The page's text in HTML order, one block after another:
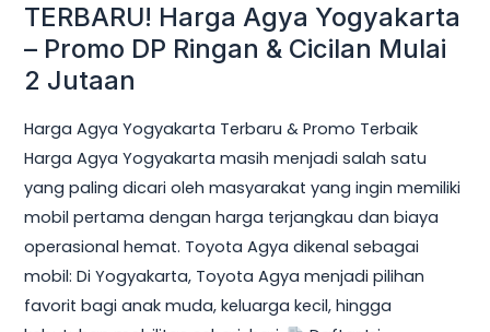
TERBARU! Harga Agya Yogyakarta
– Promo DP Ringan & Cicilan Mulai
2 Jutaan
Harga Agya Yogyakarta Terbaru & Promo Terbaik
Harga Agya Yogyakarta masih menjadi salah satu
yang paling dicari oleh masyarakat yang ingin memiliki
mobil pertama dengan harga terjangkau dan biaya
operasional hemat. Toyota Agya dikenal sebagai
mobil: Di Yogyakarta, Toyota Agya menjadi pilihan
favorit bagi anak muda, keluarga kecil, hingga
2
Jutaan